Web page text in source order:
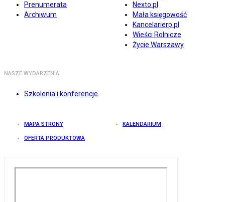
Prenumerata
Archiwum
Nexto.pl
Mała księgowość
Kancelarierp.pl
Wieści Rolnicze
Życie Warszawy
NASZE WYDARZENIA
Szkolenia i konferencje
MAPA STRONY KALENDARIUM
OFERTA PRODUKTOWA